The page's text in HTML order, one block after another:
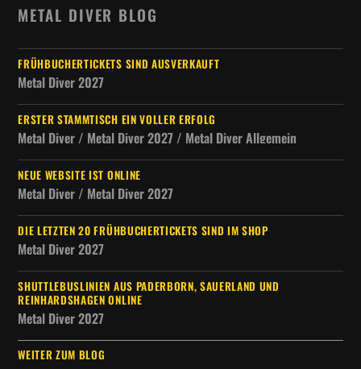
METAL DIVER BLOG
FRÜHBUCHERTICKETS SIND AUSVERKAUFT
Metal Diver 2027
ERSTER STAMMTISCH EIN VOLLER ERFOLG
Metal Diver / Metal Diver 2027 / Metal Diver Allgemein
NEUE WEBSITE IST ONLINE
Metal Diver / Metal Diver 2027
DIE LETZTEN 20 FRÜHBUCHERTICKETS SIND IM SHOP
Metal Diver 2027
SHUTTLEBUSLINIEN AUS PADERBORN, SAUERLAND UND
REINHARDSHAGEN ONLINE
Metal Diver 2027
WEITER ZUM BLOG